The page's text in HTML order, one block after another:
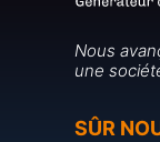
Nous
une
SÛR